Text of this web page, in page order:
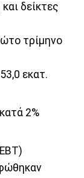
δείκτες
τρίμηνο
εκατ.
2%